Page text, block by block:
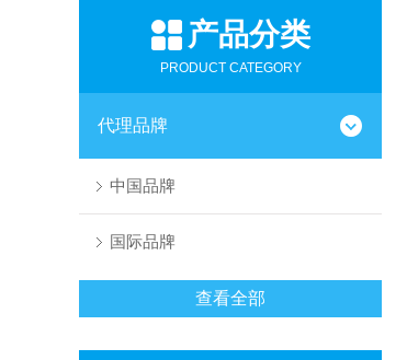
产品分类
PRODUCT CATEGORY
代理品牌
中国品牌
国际品牌
查看全部